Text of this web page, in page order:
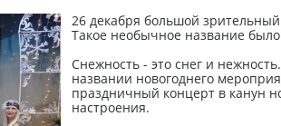
26 декабря большой
Такое необычное название
Снежность - это снег и
названии новогоднего
праздничный концерт в канун
настроения.